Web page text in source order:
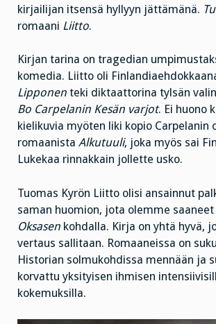
kirjailijan itsensä hyllyyn jättämänä.
romaani Liitto.
Kirjan tarina on tragedian
komedia. Liitto oli
Lipponen teki diktaattorina tylsän
Bo Carpelanin Kesän varjot. Ei huono
kielikuvia myöten liki kopio Carpelanin
romaanista Alkutuuli, joka myös sai
Lukekaa rinnakkain jollette usko.
Tuomas Kyrön Liitto olisi ansainnut
saman huomion, jota olemme
Oksasen kohdalla. Kirja on yhtä hyvä,
vertaus sallitaan. Romaaneissa on
Historian solmukohdissa mennään ja
korvattu yksityisen ihmisen
kokemuksilla.